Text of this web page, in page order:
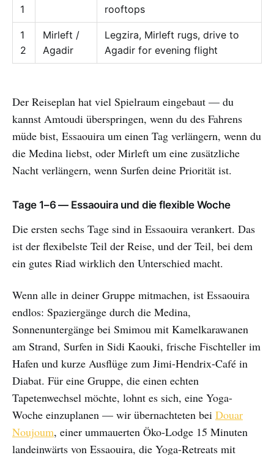
1 rooftops
1
2
Mirleft /
Agadir
Legzira, Mirleft rugs, drive to
Agadir for evening flight
Der Reiseplan hat viel Spielraum eingebaut — du
kannst Amtoudi überspringen, wenn du des Fahrens
müde bist, Essaouira um einen Tag verlängern, wenn du
die Medina liebst, oder Mirleft um eine zusätzliche
Nacht verlängern, wenn Surfen deine Priorität ist.
Tage 1–6 — Essaouira und die flexible Woche
Die ersten sechs Tage sind in Essaouira verankert. Das
ist der flexibelste Teil der Reise, und der Teil, bei dem
ein gutes Riad wirklich den Unterschied macht.
Wenn alle in deiner Gruppe mitmachen, ist Essaouira
endlos: Spaziergänge durch die Medina,
Sonnenuntergänge bei Smimou mit Kamelkarawanen
am Strand, Surfen in Sidi Kaouki, frische Fischteller im
Hafen und kurze Ausflüge zum Jimi-Hendrix-Café in
Diabat. Für eine Gruppe, die einen echten
Tapetenwechsel möchte, lohnt es sich, eine Yoga-
Woche einzuplanen — wir übernachteten bei Douar
Noujoum, einer ummauerten Öko-Lodge 15 Minuten
landeinwärts von Essaouira, die Yoga-Retreats mit